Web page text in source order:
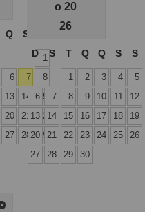
Q S
1
6 7
8
13 14
15
20 21
22
27 28
29
o 20
26
D S T Q Q S S
1 2 3 4
5
6
7 8 9 10 11
12
13
14 15 16 17 18
19
20
21 22 23 24 25
26
27
28 29 30